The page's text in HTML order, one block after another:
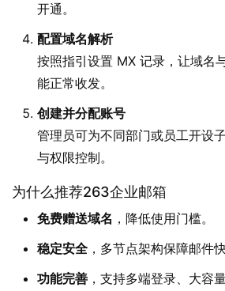
开通。
配置域名解析
按照指引设置 MX 记录，让域名
能正常收发。
创建并分配账号
管理员可为不同部门或员工开设
与权限控制。
为什么推荐263企业邮箱
免费赠送域名 ，降低使用门槛。
稳定安全 ，多节点架构保障邮件
功能完善 ，支持多端登录、大容